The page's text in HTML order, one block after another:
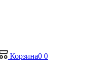
Корзина0 0